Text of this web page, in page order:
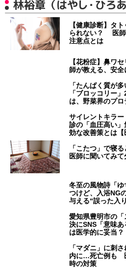
林裕章（はやし・ひろ
【健康診断】タ
られない？ 医師
注意点とは
【花粉症】鼻ワ
師が教える、安
「たんぱく質が
「ブロッコリー
は、野菜界のプ
サイレントキラ
診の「血圧高い
効な改善策とは【
「こたつ」で寝
医師に聞いてみ
冬至の風物詩「
つけど、入浴NG
与える“誤った入
愛知県豊明市の
決にSNS「意味
は医学的に妥当
「マダニ」に刺
内に…死亡例も
時の対策